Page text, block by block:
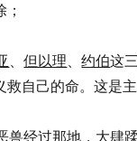
、但以理、约伯这
救自己的命。这是主
兽经过那地，大肆